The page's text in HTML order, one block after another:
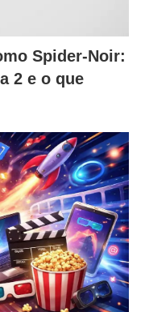
Spider-Noir:
2 e o que